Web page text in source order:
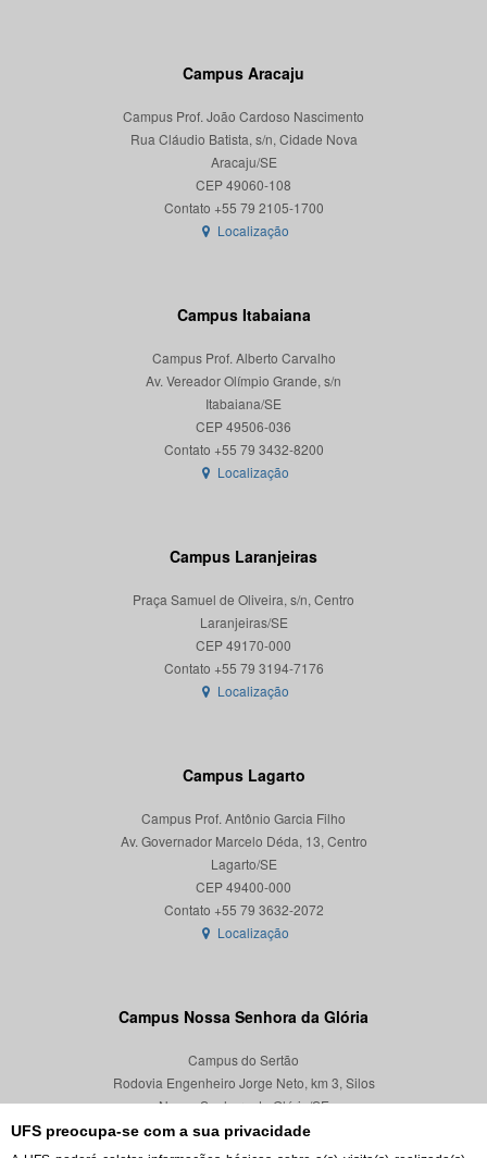
UFS preocupa-se com a sua privacidade
Campus Aracaju
Campus Prof. João Cardoso Nascimento
Rua Cláudio Batista, s/n, Cidade Nova
Aracaju/SE
CEP 49060-108
Localização
Campus Itabaiana
Campus Prof. Alberto Carvalho
Av. Vereador Olímpio Grande, s/n
Itabaiana/SE
CEP 49506-036
Localização
Campus Laranjeiras
Praça Samuel de Oliveira, s/n, Centro
Laranjeiras/SE
CEP 49170-000
Localização
Campus Lagarto
Campus Prof. Antônio Garcia Filho
Av. Governador Marcelo Déda, 13, Centro
Lagarto/SE
CEP 49400-000
Localização
Campus Nossa Senhora da Glória
Campus do Sertão
Rodovia Engenheiro Jorge Neto, km 3, Silos
Nossa Senhora da Glória/SE
CEP 49680-000